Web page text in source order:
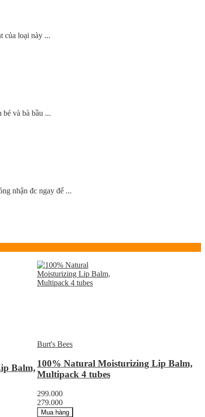
của loại này ...
và bà bầu ...
nhận đc ngay để ...
Balm,
Burt's Bees
100% Natural Moisturizing Lip Balm,
Multipack 4 tubes
299.000
279.000
Mua hàng